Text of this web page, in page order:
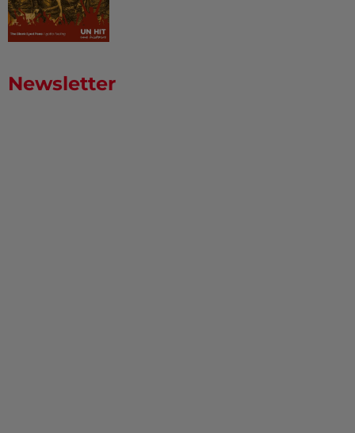
Newsletter